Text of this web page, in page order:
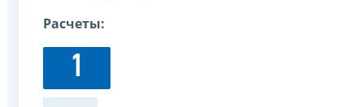
Расчеты:
1